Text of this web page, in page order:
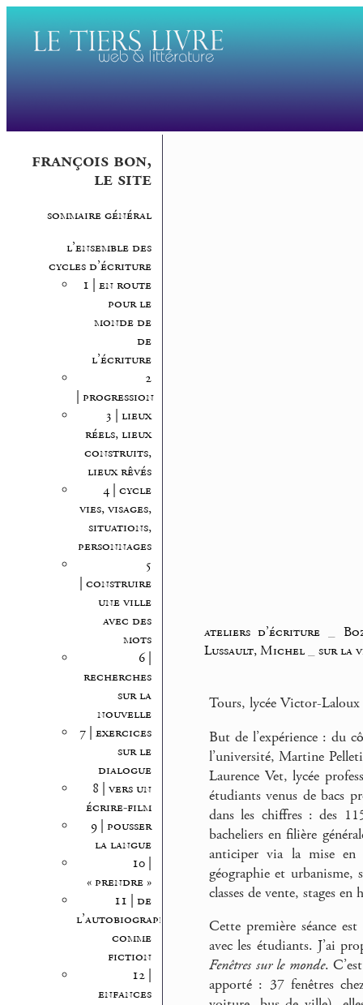
françois bon,
le site
sommaire général
l’ensemble des
cycles d’écriture
1 | en route
pour le
monde de
de
l’écriture
2
| progression
3 | lieux
réels, lieux
construits,
lieux rêvés
4 | cycle
vies, visages,
situations,
personnages
5
| construire
une ville
avec des
mots
6 |
recherches
sur la
nouvelle
7 | exercices
sur le
dialogue
8 | vers un
écrire-film
9 | pousser
la langue
10 |
« prendre »
11 | de
l’autobiographie
comme
fiction
12 |
enfances
ateliers d’écriture
Lussault, Michel
sur la
Tours, lycée Victor-
But de l’expérience : du
l’université, Martine
Laurence Vet, lycée
étudiants venus de bacs
dans les chiffres : des
bacheliers en filière
anticiper via la mise en
géographie et urbanisme,
classes de vente, stages en
Cette première séance
avec les étudiants. J’ai
Fenêtres sur le monde.
apporté : 37 fenêtres